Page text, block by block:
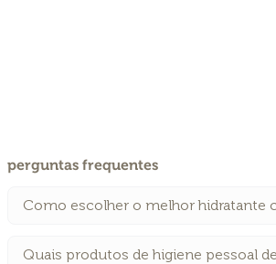
perguntas frequentes
Como escolher o melhor hidratante
Quais produtos de higiene pessoal